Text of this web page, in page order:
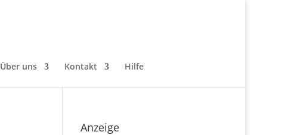
Über uns Kontakt Hilfe
Anzeige